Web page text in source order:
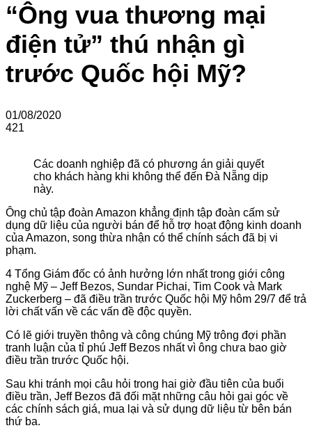
“Ông vua thương mại
điện tử” thú nhận gì
trước Quốc hội Mỹ?
01/08/2020
421
Các doanh nghiệp đã có phương án giải quyết
cho khách hàng khi không thể đến Đà Nẵng dịp
này.
Ông chủ tập đoàn Amazon khẳng định tập đoàn cấm sử
dụng dữ liệu của người bán để hỗ trợ hoạt động kinh doanh
của Amazon, song thừa nhận có thể chính sách đã bị vi
phạm.
4 Tổng Giám đốc có ảnh hưởng lớn nhất trong giới công
nghệ Mỹ – Jeff Bezos, Sundar Pichai, Tim Cook và Mark
Zuckerberg – đã điều trần trước Quốc hội Mỹ hôm 29/7 để trả
lời chất vấn về các vấn đề độc quyền.
Có lẽ giới truyền thông và công chúng Mỹ trông đợi phần
tranh luận của tỉ phú Jeff Bezos nhất vì ông chưa bao giờ
điều trần trước Quốc hội.
Sau khi tránh mọi câu hỏi trong hai giờ đầu tiên của buổi
điều trần, Jeff Bezos đã đối mặt những câu hỏi gai góc về
các chính sách giá, mua lại và sử dụng dữ liệu từ bên bán
thứ ba.